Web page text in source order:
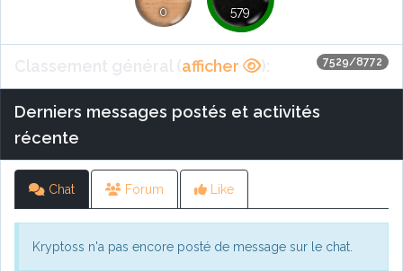
0 579
7529/8772
afficher ):
Derniers messages postés et activités
récente
Chat Forum Like
Kryptoss n'a pas encore posté de message sur le chat.